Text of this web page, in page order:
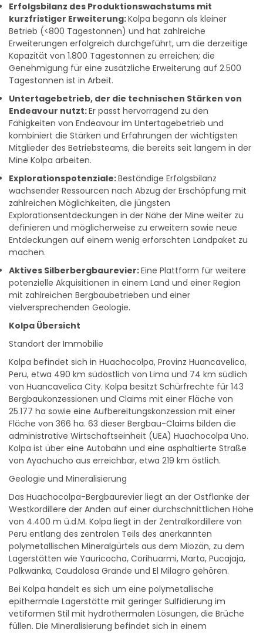
kurzfristiger Erweiterung:Kolpa begann als kleiner
Betrieb (<800 Tagestonnen) und hat zahlreiche
Erweiterungen erfolgreich durchgeführt, um die derzeitige
Kapazität von 1.800 Tagestonnen zu erreichen; die
Genehmigung für eine zusätzliche Erweiterung auf 2.500
Tagestonnen ist in Arbeit.
Untertagebetrieb, der die technischen Stärken von
Endeavour nutzt:Er passt hervorragend zu den
Fähigkeiten von Endeavour im Untertagebetrieb und
kombiniert die Stärken und Erfahrungen der wichtigsten
Mitglieder des Betriebsteams, die bereits seit langem in der
Mine Kolpa arbeiten.
Explorationspotenziale:
wachsender Ressourcen nach Abzug der Erschöpfung mit
zahlreichen Möglichkeiten, die jüngsten
Explorationsentdeckungen in der Nähe der Mine weiter zu
definieren und möglicherweise zu erweitern sowie neue
Entdeckungen auf einem wenig erforschten Landpaket zu
machen.
potenzielle Akquisitionen in einem Land und einer Region
mit zahlreichen Bergbaubetrieben und einer
vielversprechenden Geologie.
Kolpa Übersicht
Standort der Immobilie
Peru, etwa 490 km südöstlich von Lima und 74 km südlich
von Huancavelica City. Kolpa besitzt Schürfrechte für 143
Bergbaukonzessionen und Claims mit einer Fläche von
25.177 ha sowie eine Aufbereitungskonzession mit einer
Fläche von 366 ha. 63 dieser Bergbau-Claims bilden die
administrative Wirtschaftseinheit (UEA) Huachocolpa Uno.
Kolpa ist über eine Autobahn und eine asphaltierte Straße
von Ayachucho aus erreichbar, etwa 219 km östlich.
Geologie und Mineralisierung
Das Huachocolpa-Bergbaurevier liegt an der Ostflanke der
Westkordillere der Anden auf einer durchschnittlichen Höhe
von 4.400 m ü.d.M. Kolpa liegt in der Zentralkordillere von
Peru entlang des zentralen Teils des anerkannten
polymetallischen Mineralgürtels aus dem Miozän, zu dem
Lagerstätten wie Yauricocha, Corihuarmi, Marta, Pucajaja,
Palkwanka, Caudalosa Grande und El Milagro gehören.
Bei Kolpa handelt es sich um eine polymetallische
epithermale Lagerstätte mit geringer Sulfidierung im
vetiformen Stil mit hydrothermalen Lösungen, die Brüche
füllen. Die Mineralisierung befindet sich in einem
vulkanischen Gestein, Tuff-Brekzien, Latiten und